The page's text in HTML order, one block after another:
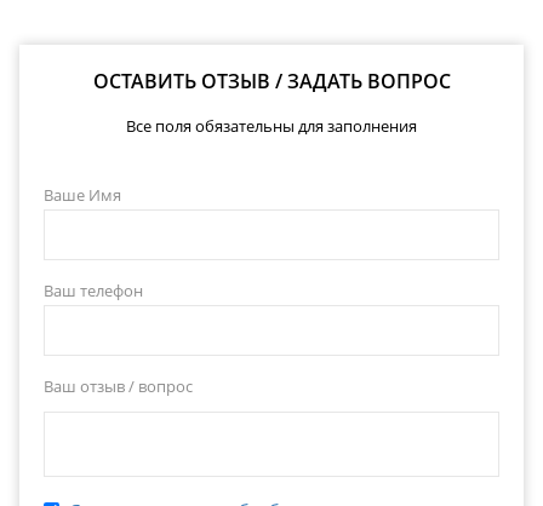
ОСТАВИТЬ ОТЗЫВ / ЗАДАТЬ ВОПРОС
Все поля обязательны для заполнения
Ваше Имя
Ваш телефон
Ваш отзыв / вопрос